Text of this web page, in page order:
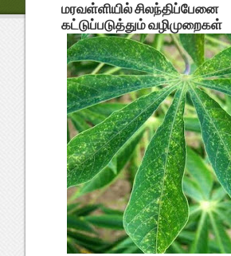
மரவள்ளியில் சிலந்திப்பேனை
கட்டுப்படுத்தும் வழிமுறைகள்